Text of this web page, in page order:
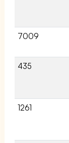
7009
435
1261